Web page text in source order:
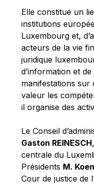
Michael
Michel
Mireille
Nobuo
Otmar Issing
Paolo
Paschal
Pat Cox
Patrizia Nanz
Philippe
Pierre
Elle constitue un
institutions
Luxembourg et,
acteurs de la vie
juridique
d’information et
manifestations sur
valeur les
il organise des
Le Conseil
Gaston REINESCH
centrale du
Présidents M.
Cour de justice de